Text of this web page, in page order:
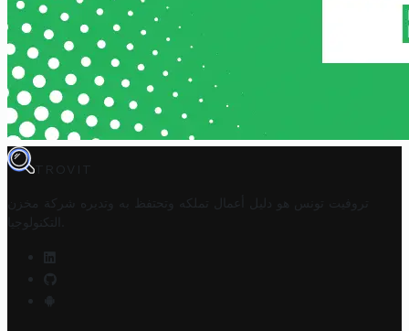
TROVIT
تروفيت تونس هو دليل أعمال تملكه وتحتفظ به وتديره
شركة مخزن
التكنولوجيا